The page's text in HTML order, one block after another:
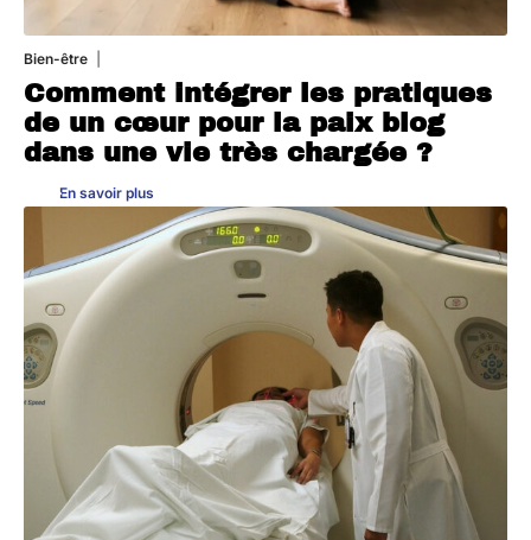
Bien-être
Comment intégrer les pratiques
de un cœur pour la paix blog
dans une vie très chargée ?
En savoir plus